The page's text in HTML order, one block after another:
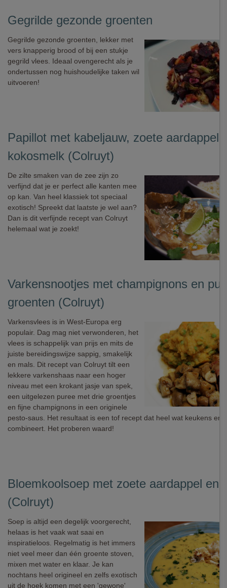
Gegrilde gezonde groenten
Gegrilde gezonde groenten, lekker met
vers knapperig brood of bij een stukje
gegrild vlees. Ideaal ovengerecht als je
ondertussen nog huishoudelijke taken wil
uitvoeren!
Papillot met kabeljauw, zoete aardappel
kokosmelk (Colruyt)
De zilte smaken van de zee zijn zo
verfijnd dat je er perfect alle kanten mee
op kan. Van heel klassiek tot speciaal
exotisch! Spreekt dat laatste je wel aan?
Dan is dit verfijnde recept van Colruyt
helemaal wat je zoekt!
Varkensnootjes met champignons en
groenten (Colruyt)
Varkensvlees is in West-Europa erg
populair. Dag mag niet verwonderen, het
vlees is schappelijk van prijs en mits de
juiste bereidingswijze sappig, smakelijk
en mals. Dit recept van Colruyt tilt een
lekkere varkenshaas naar een hoger
niveau met een krokant jasje van spek,
een uitgelezen puree met drie groentjes
en fijne champignons in een originele
pesto-saus. Het resultaat is een tof recept dat heel wat keukens en
combineert. Het proberen waard!
Bloemkoolsoep met zoete aardappel en
(Colruyt)
Soep is altijd een degelijk voorgerecht,
helaas is het vaak wat saai en
inspiratieloos. Regelmatig is het immers
niet veel meer dan één groente stoven,
mixen met water en klaar. Je kan
nochtans heel origineel en zelfs exotisch
uit de hoek komen met een 'gewone'